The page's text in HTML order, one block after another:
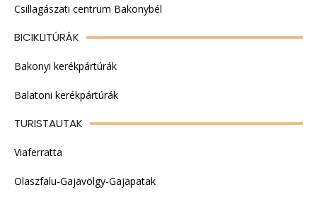
Csillagászati centrum Bakonybél
BICIKLITÚRÁK
Bakonyi kerékpártúrák
Balatoni kerékpártúrák
TURISTAUTAK
Viaferratta
Olaszfalu-Gajavölgy-Gajapatak